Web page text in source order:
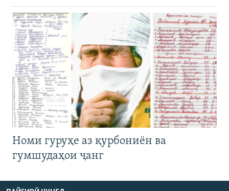
Номи гуруҳе аз қурбониён ва
гумшудаҳои ҷанг